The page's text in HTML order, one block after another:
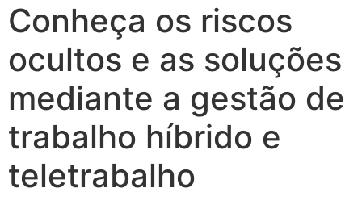
Conheça os riscos
ocultos e as soluções
mediante a gestão de
trabalho híbrido e
teletrabalho